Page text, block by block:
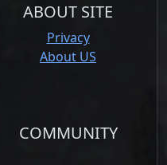
ABOUT SITE
Privacy
About US
COMMUNITY